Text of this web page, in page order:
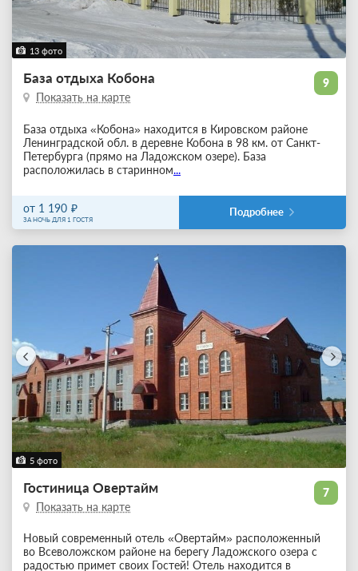
13 фото
9
База отдыха Кобона
Показать на карте
База отдыха «Кобона» находится в Кировском районе
Ленинградской обл. в деревне Кобона в 98 км. от Санкт-
Петербурга (прямо на Ладожском озере). База
расположилась в старинном...
от 1 190
ЗА НОЧЬ ДЛЯ 1 ГОСТЯ
Подробнее
5 фото
7
Гостиница Овертайм
Показать на карте
Новый современный отель «Овертайм» расположенный
во Всеволожском районе на берегу Ладожского озера с
радостью примет своих Гостей! Отель находится в